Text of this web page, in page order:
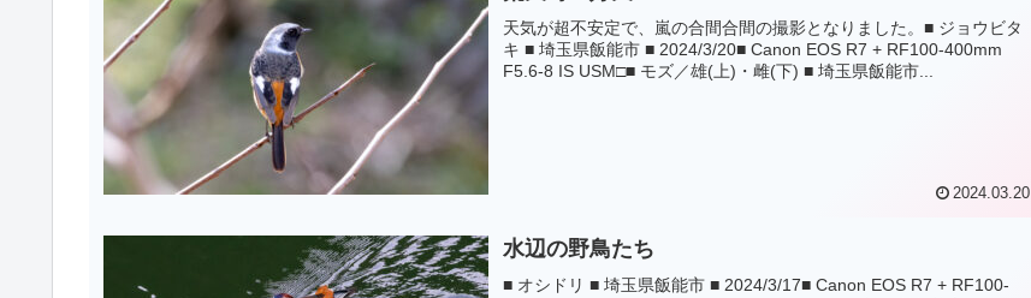
天気が超不安定で、嵐の合間合間の撮影となりました。■ ジョウビタ
キ ■ 埼玉県飯能市 ■ 2024/3/20■ Canon EOS R7 + RF100-400mm
F5.6-8 IS USM□■ モズ／雄(上)・雌(下) ■ 埼玉県飯能市...
2024.03.20
水辺の野鳥たち
■ オシドリ ■ 埼玉県飯能市 ■ 2024/3/17■ Canon EOS R7 + RF100-